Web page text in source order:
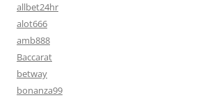
allbet24hr
alot666
amb888
Baccarat
betway
bonanza99